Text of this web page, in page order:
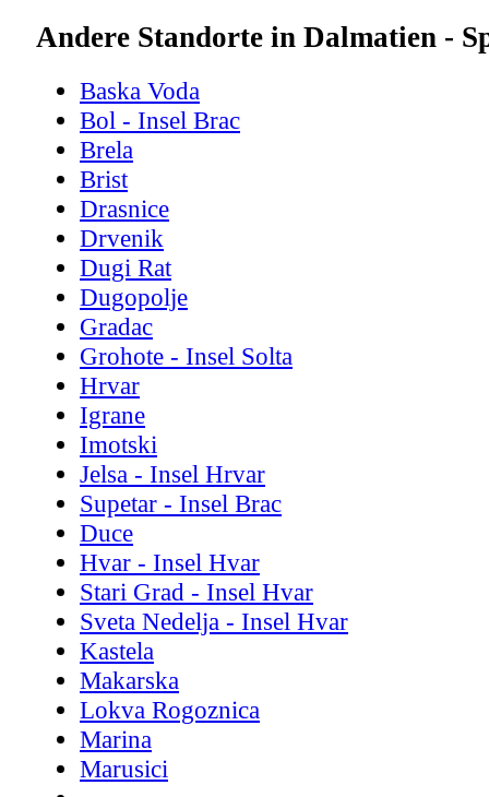
Andere Standorte in Dalmatien -
Baska Voda
Bol - Insel Brac
Brela
Brist
Drasnice
Drvenik
Dugi Rat
Dugopolje
Gradac
Grohote - Insel Solta
Hrvar
Igrane
Imotski
Jelsa - Insel Hrvar
Supetar - Insel Brac
Duce
Hvar - Insel Hvar
Stari Grad - Insel Hvar
Sveta Nedelja - Insel Hvar
Kastela
Makarska
Lokva Rogoznica
Marina
Marusici